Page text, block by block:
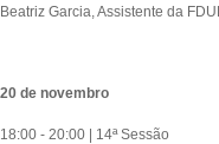
Beatriz Garcia, Assistente da FDUL
20 de novembro
18:00 - 20:00 | 14ª Sessão